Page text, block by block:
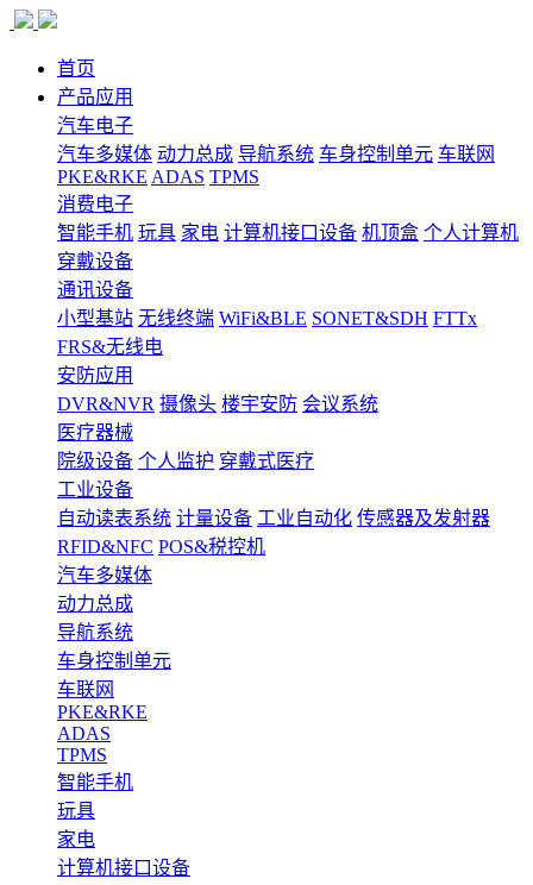
首页
产品应用
汽车电子
汽车多媒体 动力总成 导航系统 车身控制单元 车联网
PKE&RKE ADAS TPMS
消费电子
智能手机 玩具 家电 计算机接口设备 机顶盒 个人计算机
穿戴设备
通讯设备
小型基站 无线终端 WiFi&BLE SONET&SDH FTTx
FRS&无线电
安防应用
DVR&NVR 摄像头 楼宇安防 会议系统
医疗器械
院级设备 个人监护 穿戴式医疗
工业设备
自动读表系统 计量设备 工业自动化 传感器及发射器
RFID&NFC POS&税控机
汽车多媒体
动力总成
导航系统
车身控制单元
车联网
PKE&RKE
ADAS
TPMS
智能手机
玩具
家电
计算机接口设备